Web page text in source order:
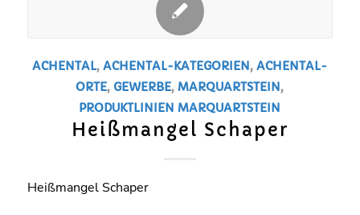
ACHENTAL,ACHENTAL-KATEGORIEN,ACHENTAL-
ORTE, GEWERBE, MARQUARTSTEIN,
PRODUKTLINIEN MARQUARTSTEIN
Heißmangel Schaper
Heißmangel Schaper